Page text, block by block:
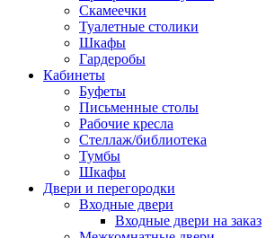
Скамеечки
Туалетные столики
Шкафы
Гардеробы
Кабинеты
Буфеты
Письменные столы
Рабочие кресла
Стеллаж/библиотека
Тумбы
Шкафы
Двери и перегородки
Входные двери
Входные двери на заказ